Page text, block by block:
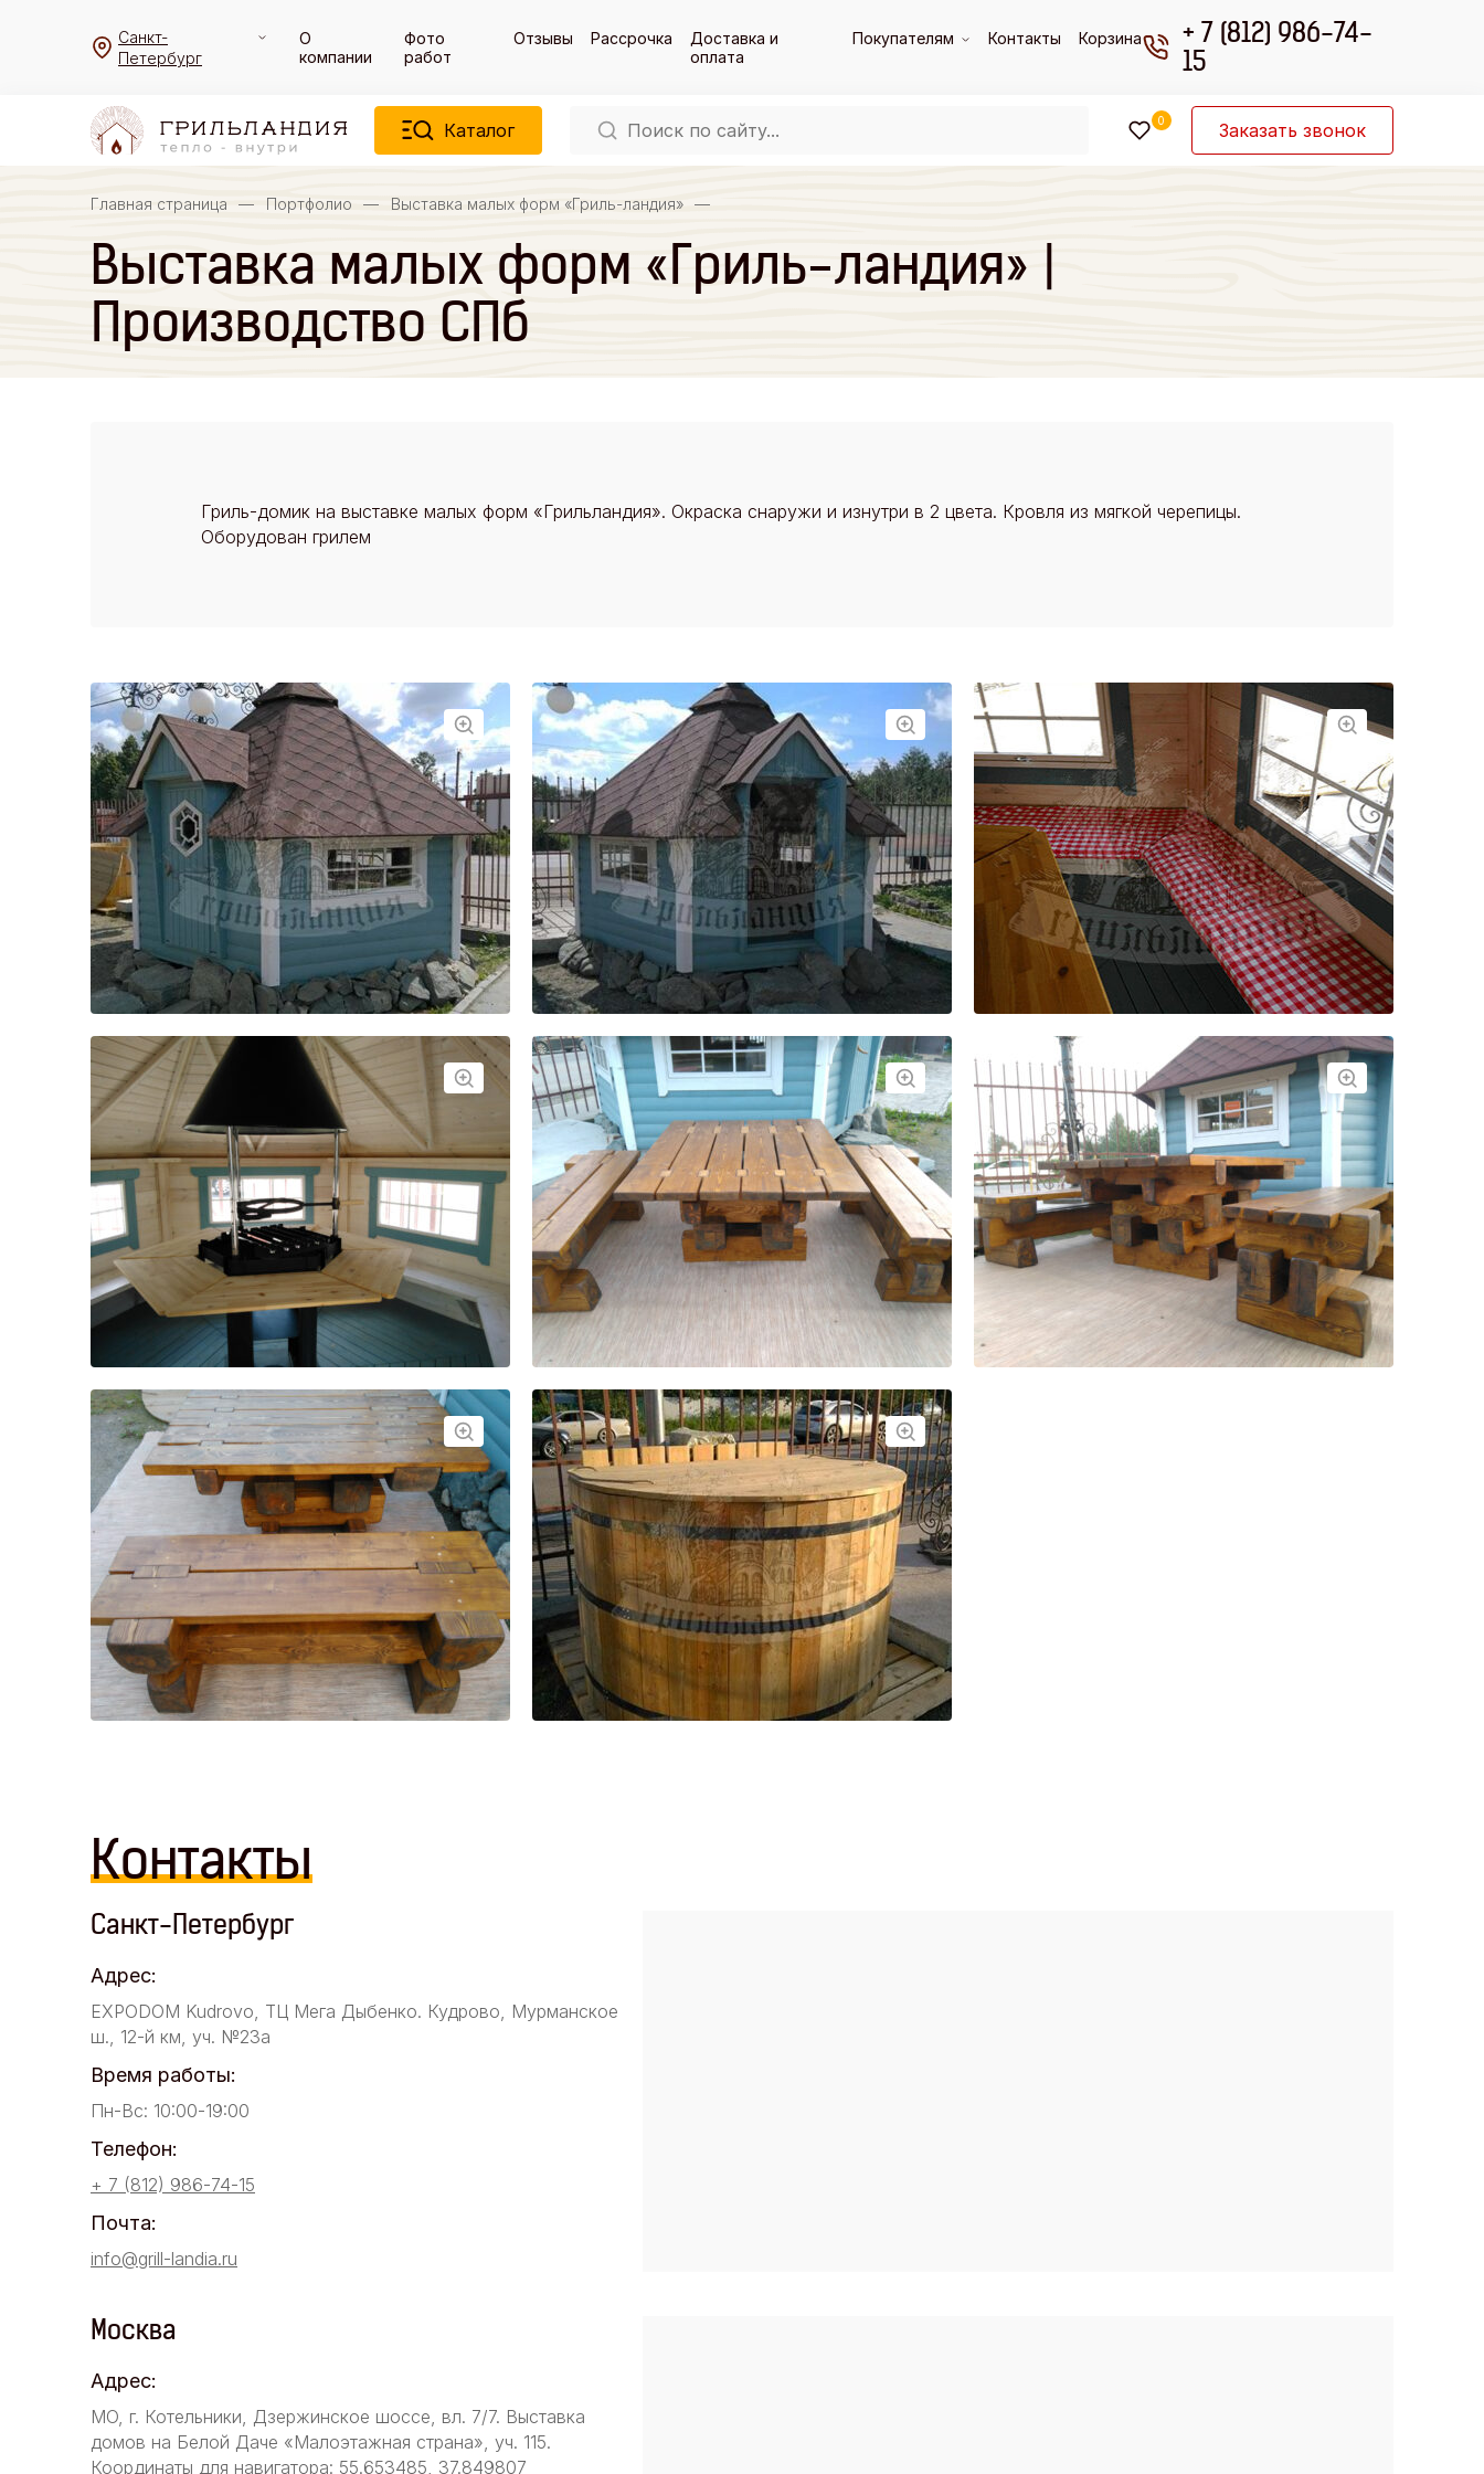
Санкт-
Петербург
О
компании
Фото
работ
Отзывы Рассрочка
Доставка и
оплата
Покупателям Контакты Корзина
+ 7 (812) 986-74-
15
Каталог 0 Заказать звонок
Главная страница — Портфолио — Выставка малых форм «Гриль-ландия» —
Выставка малых форм «Гриль-ландия» |
Производство СПб
Гриль-домик на выставке малых форм «Грильландия». Окраска снаружи и изнутри в 2 цвета. Кровля из мягкой черепицы.
Оборудован грилем
Контакты
Санкт-Петербург
Адрес:
EXPODOM Kudrovo, ТЦ Мега Дыбенко. Кудрово, Мурманское
ш., 12-й км, уч. №23а
Время работы:
Пн-Вс: 10:00-19:00
Телефон:
+ 7 (812) 986-74-15
Почта:
info@grill-landia.ru
Москва
Адрес:
МО, г. Котельники, Дзержинское шоссе, вл. 7/7. Выставка
домов на Белой Даче «Малоэтажная страна», уч. 115.
Координаты для навигатора: 55.653485, 37.849807